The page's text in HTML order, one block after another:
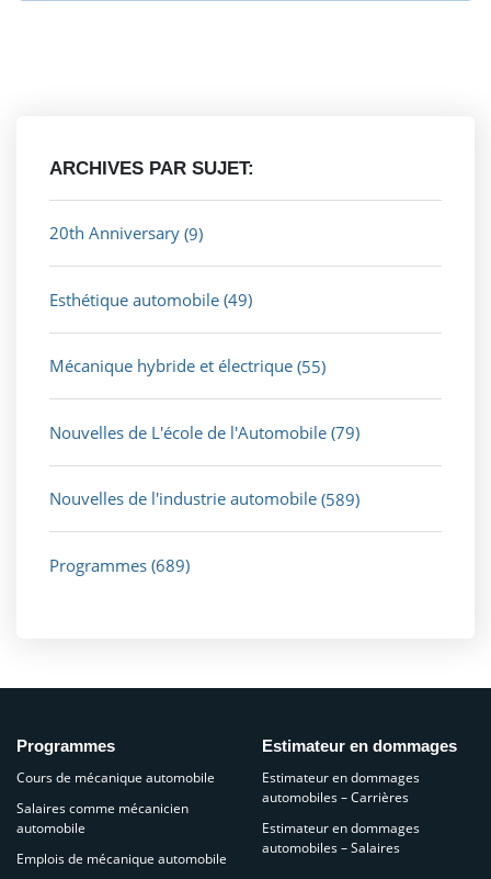
ARCHIVES PAR SUJET:
20th Anniversary (9)
Esthétique automobile (49)
Mécanique hybride et électrique (55)
Nouvelles de L'école de l'Automobile (79)
Nouvelles de l'industrie automobile (589)
Programmes (689)
Programmes
Cours de mécanique automobile
Salaires comme mécanicien
automobile
Emplois de mécanique automobile
Estimateur en dommages
Estimateur en dommages
automobiles – Carrières
Estimateur en dommages
automobiles – Salaires